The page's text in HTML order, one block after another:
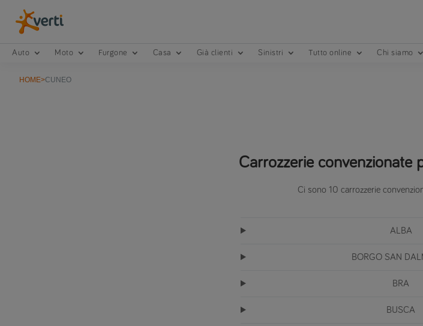
Auto Moto Furgone Casa Già clienti Sinistri Tutto online Chi siamo
HOME>CUNEO
Carrozzerie convenzionate
Ci sono 10 carrozzerie
ALBA
BORGO SAN
BRA
BUSCA